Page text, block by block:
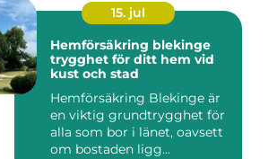
15. jul
Hemförsäkring blekinge
trygghet för ditt hem vid
kust och stad
Hemförsäkring Blekinge är
en viktig grundtrygghet för
alla som bor i länet, oavsett
om bostaden ligg...